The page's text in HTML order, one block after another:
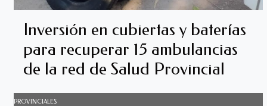
Inversión en cubiertas y baterías
para recuperar 15 ambulancias
de la red de Salud Provincial
PROVINCIALES